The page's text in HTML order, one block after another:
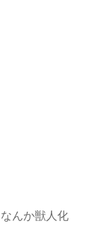
んか獣人化